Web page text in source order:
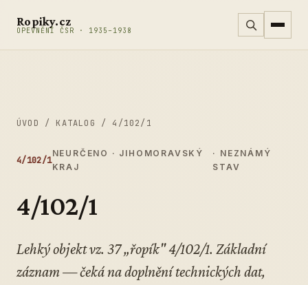
Ropiky.cz
OPEVNĚNÍ ČSR · 1935–1938
ÚVOD / KATALOG / 4/102/1
4/102/1
NEURČENO · JIHOMORAVSKÝ
KRAJ
· NEZNÁMÝ
STAV
4/102/1
Lehký objekt vz. 37 „řopík" 4/102/1. Základní
záznam — čeká na doplnění technických dat,